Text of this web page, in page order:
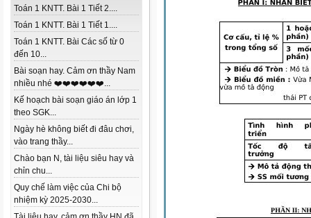
Toán 1 KNTT. Bài 1 Tiết 2....
Toán 1 KNTT. Bài 1 Tiết 1....
Toán 1 KNTT. Bài Các số từ 0
đến 10...
Bài soạn hay. Cảm ơn thầy Nam
nhiều nhé ❤️❤️❤️❤️❤️❤️...
Kế hoạch bài soạn giáo án lớp 1
theo SGK...
Ngày hè không biết đi đâu chơi,
vào trang thầy...
Chào bạn N, tài liệu siêu hay và
chỉn chu...
Quy chế làm việc của Chi bộ
nhiệm kỳ 2025-2030...